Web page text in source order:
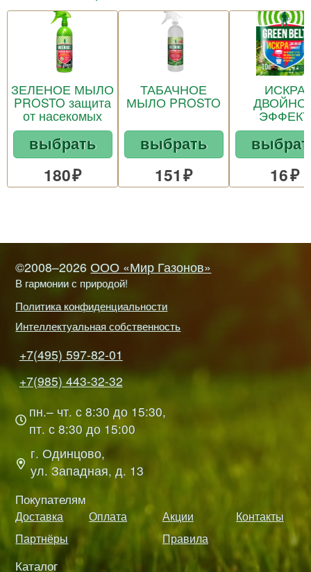
ЗЕЛЕНОЕ МЫЛО
PROSTO защита
от насекомых
выбрать
180
ТАБАЧНОЕ
МЫЛО PROSTO
выбрать
151
ИСКРА
ЭФФЕКТ
16
©2008–2026 ООО «Мир Газонов»
В гармонии с природой!
Политика конфиденциальности
Интеллектуальная собственность
+7(495) 597-82-01
+7(985) 443-32-32
пн.– чт. с 8:30 до 15:30,
пт. с 8:30 до 15:00
г. Одинцово,
ул. Западная, д. 13
Покупателям
Доставка Оплата Акции
Контакты
Партнёры
Правила
Каталог